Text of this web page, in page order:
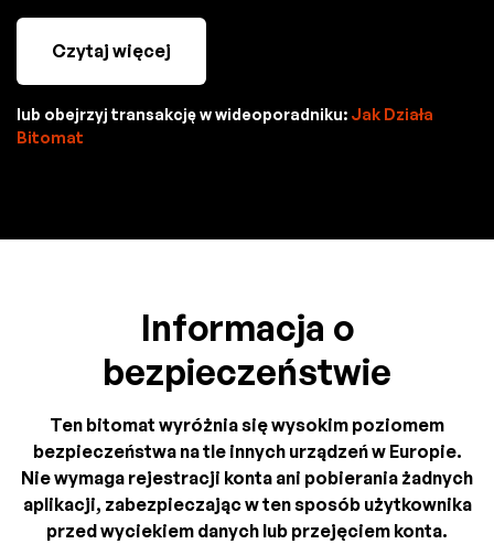
Czytaj więcej
lub obejrzyj transakcję w wideoporadniku: Jak Działa
Bitomat
Informacja o
bezpieczeństwie
Ten bitomat wyróżnia się wysokim poziomem
bezpieczeństwa na tle innych urządzeń w Europie.
Nie wymaga rejestracji konta ani pobierania żadnych
aplikacji, zabezpieczając w ten sposób użytkownika
przed wyciekiem danych lub przejęciem konta.